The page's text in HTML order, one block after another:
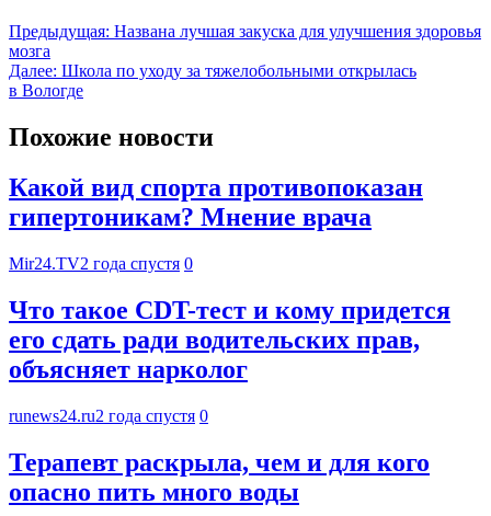
Предыдущая: Названа лучшая закуска для улучшения здоровья
мозга
Далее: Школа по уходу за тяжелобольными открылась
в Вологде
Похожие новости
Какой вид спорта противопоказан
гипертоникам? Мнение врача
Mir24.TV2 года спустя 0
Что такое CDT-тест и кому придется
его сдать ради водительских прав,
объясняет нарколог
runews24.ru2 года спустя 0
Терапевт раскрыла, чем и для кого
опасно пить много воды